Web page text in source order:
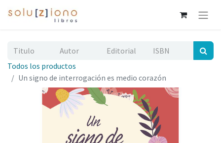
Todos los productos
Un signo de interrogación es medio corazón